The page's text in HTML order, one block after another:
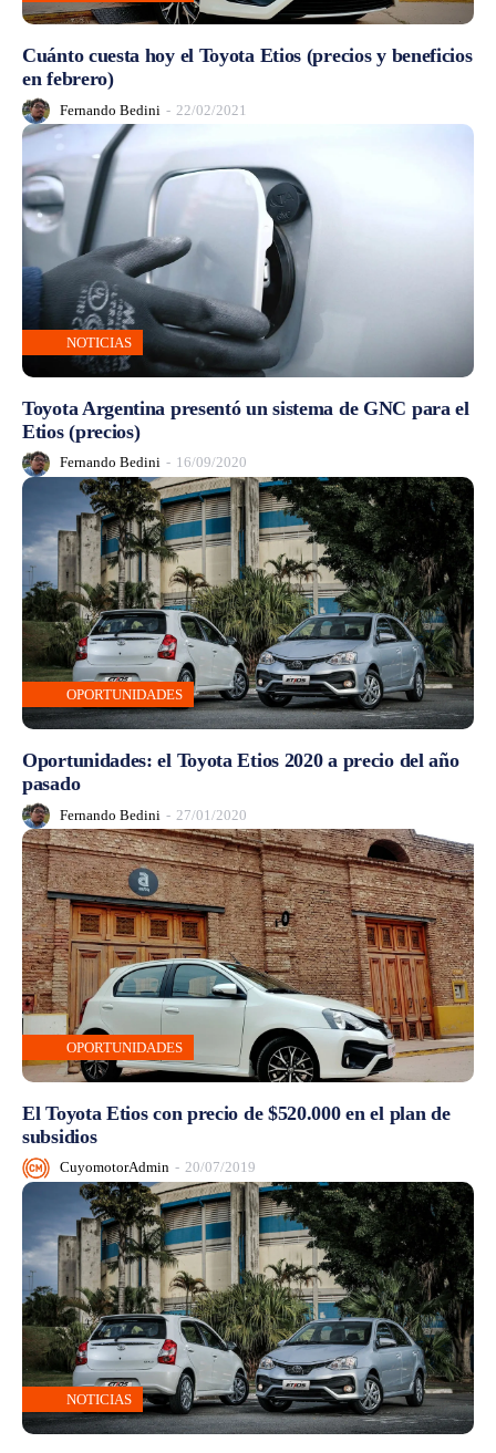
Cuánto cuesta hoy el Toyota Etios (precios y beneficios
en febrero)
Fernando Bedini - 22/02/2021
NOTICIAS
Toyota Argentina presentó un sistema de GNC para el
Etios (precios)
Fernando Bedini - 16/09/2020
OPORTUNIDADES
Oportunidades: el Toyota Etios 2020 a precio del año
pasado
Fernando Bedini - 27/01/2020
OPORTUNIDADES
El Toyota Etios con precio de $520.000 en el plan de
subsidios
CuyomotorAdmin - 20/07/2019
NOTICIAS